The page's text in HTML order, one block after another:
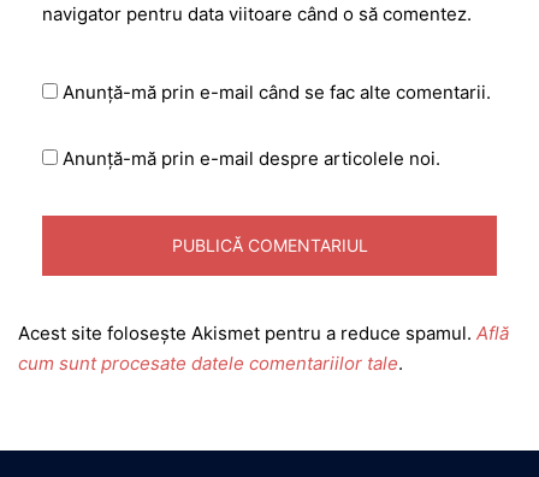
navigator pentru data viitoare când o să comentez.
Anunță-mă prin e-mail când se fac alte comentarii.
Anunță-mă prin e-mail despre articolele noi.
Acest site folosește Akismet pentru a reduce spamul. Află
cum sunt procesate datele comentariilor tale.